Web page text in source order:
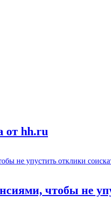
от hh.ru
чтобы не